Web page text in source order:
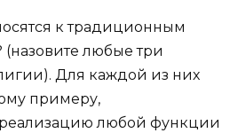
к традиционным
любые три
Для каждой из них
примеру,
любой функции